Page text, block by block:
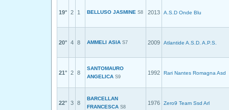
19° 2 1 BELLUSO JASMINE S8 2013 A.S.D Onde Blu
20° 4 8 AMMELI ASIA S7 2009 Atlantide A.S.D. A.P.S.
21° 2 8
SANTOMAURO
ANGELICA S9
1992 Rari Nantes Romagna Asd
22° 3 8
BARCELLAN
FRANCESCA S8
1976 Zero9 Team Ssd Arl